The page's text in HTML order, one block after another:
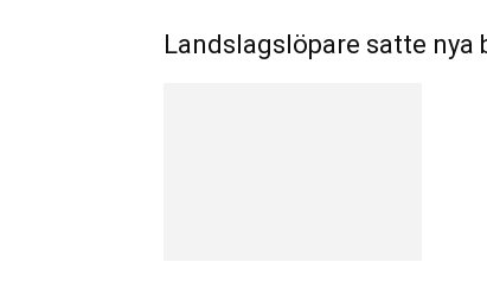
Landslagslöpare satte